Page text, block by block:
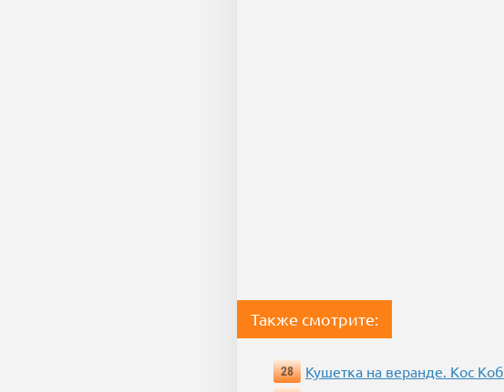
Также смотрите:
28 Кушетка на веранде. Кос Коб